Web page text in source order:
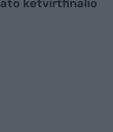
ketvirtfinalio